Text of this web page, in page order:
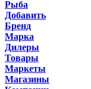
Рыба
Добавить
Бренд
Марка
Дилеры
Товары
Маркеты
Магазины